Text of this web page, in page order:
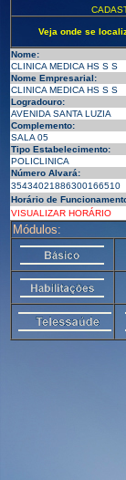
Veja onde se
Nome:
CLINICA MEDICA HS S S
Nome Empresarial:
CLINICA MEDICA HS S S
Logradouro:
AVENIDA SANTA LUZIA
Complemento:
SALA 05
Tipo Estabelecimento:
POLICLINICA
Número Alvará:
35434021886300166510
Horário de
VISUALIZAR HORÁRIO
Módulos: